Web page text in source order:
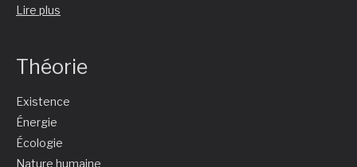
Lire plus
Théorie
Existence
Énergie
Écologie
Nature humaine